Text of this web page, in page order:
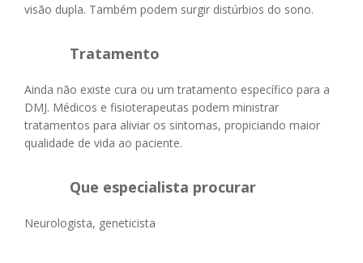
visão dupla. Também podem surgir distúrbios do sono.
Tratamento
Ainda não existe cura ou um tratamento específico para a
DMJ. Médicos e fisioterapeutas podem ministrar
tratamentos para aliviar os sintomas, propiciando maior
qualidade de vida ao paciente.
Que especialista procurar
Neurologista, geneticista